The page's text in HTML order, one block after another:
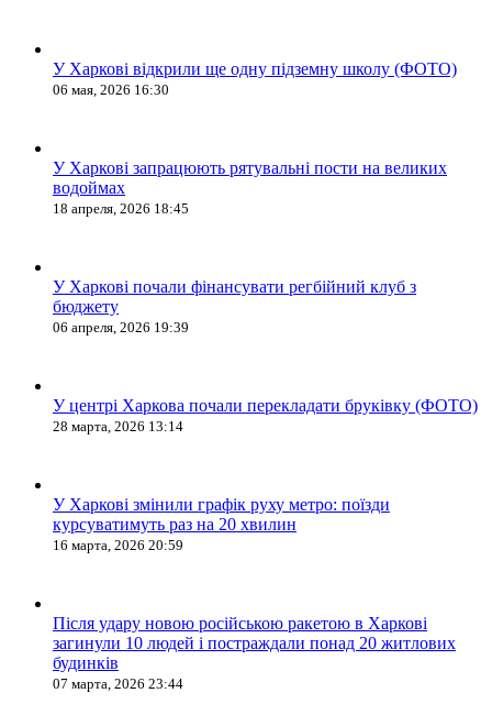
У Харкові відкрили ще одну підземну школу (ФОТО)
06 мая, 2026 16:30
У Харкові запрацюють рятувальні пости на великих
водоймах
18 апреля, 2026 18:45
У Харкові почали фінансувати регбійний клуб з
бюджету
06 апреля, 2026 19:39
У центрі Харкова почали перекладати бруківку (ФОТО)
28 марта, 2026 13:14
У Харкові змінили графік руху метро: поїзди
курсуватимуть раз на 20 хвилин
16 марта, 2026 20:59
Після удару новою російською ракетою в Харкові
загинули 10 людей і постраждали понад 20 житлових
будинків
07 марта, 2026 23:44